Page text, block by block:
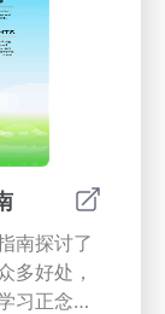
的沟通方
沟通技
中取得更
南探讨了
多好处，
习正念如